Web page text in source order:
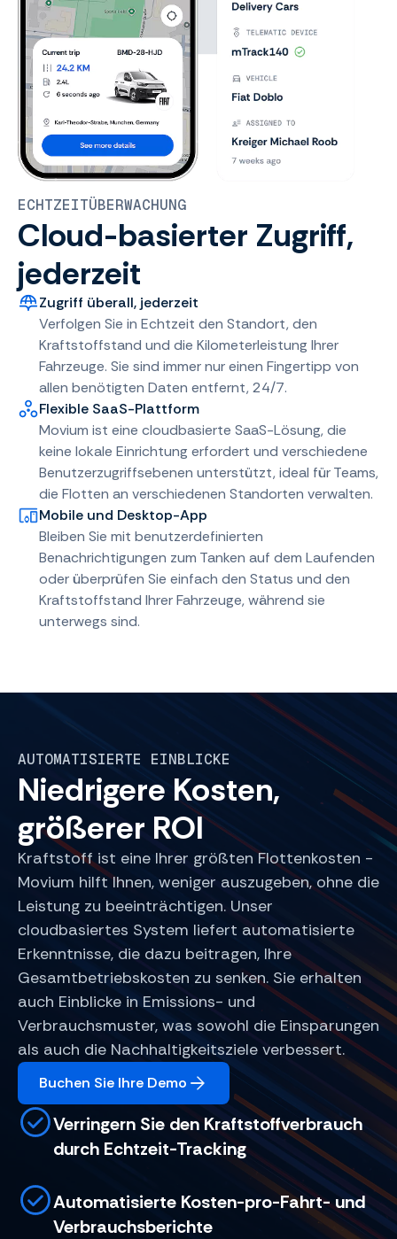
ECHTZEITÜBERWACHUNG
Cloud-basierter Zugriff,
jederzeit
Zugriff überall, jederzeit
Verfolgen Sie in Echtzeit den Standort, den
Kraftstoffstand und die Kilometerleistung Ihrer
Fahrzeuge. Sie sind immer nur einen Fingertipp von
allen benötigten Daten entfernt, 24/7.
Flexible SaaS-Plattform
Movium ist eine cloudbasierte SaaS-Lösung, die
keine lokale Einrichtung erfordert und verschiedene
Benutzerzugriffsebenen unterstützt, ideal für Teams,
die Flotten an verschiedenen Standorten verwalten.
Mobile und Desktop-App
Bleiben Sie mit benutzerdefinierten
Benachrichtigungen zum Tanken auf dem Laufenden
oder überprüfen Sie einfach den Status und den
Kraftstoffstand Ihrer Fahrzeuge, während sie
unterwegs sind.
AUTOMATISIERTE EINBLICKE
Niedrigere Kosten,
größerer ROI
Kraftstoff ist eine Ihrer größten Flottenkosten -
Movium hilft Ihnen, weniger auszugeben, ohne die
Leistung zu beeinträchtigen. Unser
cloudbasiertes System liefert automatisierte
Erkenntnisse, die dazu beitragen, Ihre
Gesamtbetriebskosten zu senken. Sie erhalten
auch Einblicke in Emissions- und
Verbrauchsmuster, was sowohl die Einsparungen
als auch die Nachhaltigkeitsziele verbessert.
Buchen Sie Ihre Demo
Verringern Sie den Kraftstoffverbrauch
durch Echtzeit-Tracking
Automatisierte Kosten-pro-Fahrt- und
Verbrauchsberichte